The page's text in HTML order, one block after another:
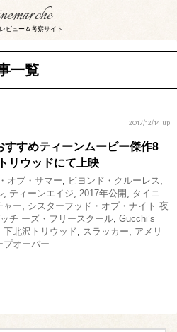
ビュー＆考察サイト
一覧
2017/12/14 up
すすめティーンムービー傑作8
リウッドにて上映
オブ・サマー, ビヨンド・クルーレス ,
, ティーンエイジ, 2017年公開 , タイニ
ャー, シスターフッド・オブ・ナイト 夜
チ ーズ・フリースクール, Gucchi’s
下北沢トリウッド, スラッカー, アメリ
プオーバー